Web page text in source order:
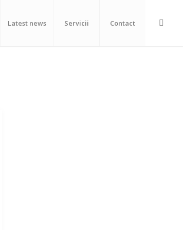
Latest news Servicii Contact